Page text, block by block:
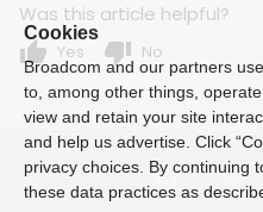
Was this article helpful?
thumb_up Yes thumb_down No
Cookies
Broadcom and our partners
to, among other things,
view and retain your site
and help us advertise. Click
privacy choices. By continuing
these data practices as